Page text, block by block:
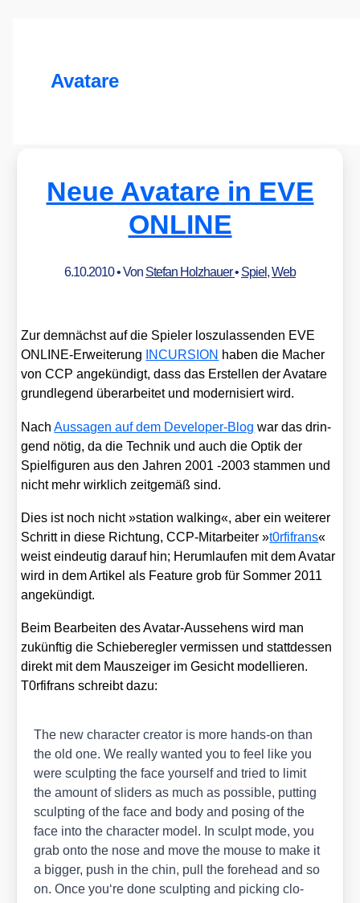
Avatare
Neue Avatare in EVE
ONLINE
6.10.2010• Von Stefan Holzhauer• Spiel,Web
Zur dem­nächst auf die Spie­ler los­zu­las­sen­den EVE
ONLINE-Erwei­te­rung
INCURSION haben die Macher
von CCP ange­kün­digt, dass das Erstel­len der Ava­tare
grund­le­gend über­ar­bei­tet und moder­ni­siert wird.
NachAus­sa­gen auf dem Deve­lo­per-Blog war das drin­
gend nötig, da die Tech­nik und auch die Optik der
Spiel­fi­gu­ren aus den Jah­ren 2001 ‑2003 stam­men und
nicht mehr wirk­lich zeit­ge­mäß sind.
Dies ist noch nicht »sta­ti­on wal­king«, aber ein wei­te­rer
Schritt in die­se Rich­tung, CCP-Mit­ar­bei­ter »t0rfifrans«
weist ein­deu­tig dar­auf hin; Her­um­lau­fen mit dem Ava­tar
wird in dem Arti­kel als Fea­ture grob für Som­mer 2011
ange­kün­digt.
Beim Bear­bei­ten des Ava­tar-Aus­se­hens wird man
zukünf­tig die Schie­be­reg­ler ver­mis­sen und statt­des­sen
direkt mit dem Maus­zei­ger im Gesicht model­lie­ren.
T0rfifrans schreibt dazu:
The new cha­rac­ter crea­tor is more hands-on than
the old one. We real­ly wan­ted you to feel like you
were sculp­ting the face yours­elf and tried to limit
the amount of sliders as much as pos­si­ble, put­ting
sculp­ting of the face and body and posing of the
face into the cha­rac­ter model. In sculpt mode, you
grab onto the nose and move the mou­se to make it
a big­ger, push in the chin, pull the fore­head and so
on. Once you‘re done sculp­ting and picking clo­